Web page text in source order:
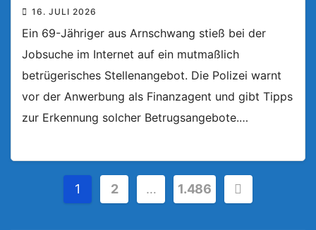
16. JULI 2026
Ein 69-Jähriger aus Arnschwang stieß bei der
Jobsuche im Internet auf ein mutmaßlich
betrügerisches Stellenangebot. Die Polizei warnt
vor der Anwerbung als Finanzagent und gibt Tipps
zur Erkennung solcher Betrugsangebote.…
Seitennummerierung
1 2 … 1.486